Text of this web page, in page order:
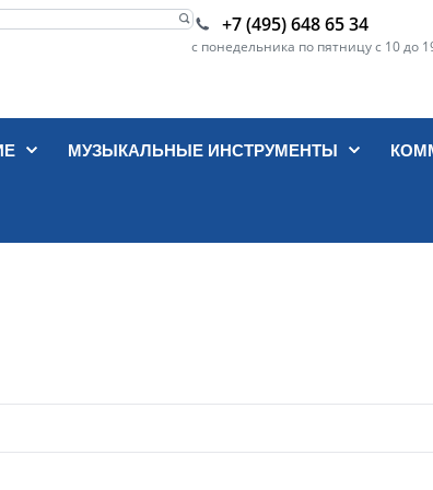
+7 (495) 648 65 34
с понедельника по пятницу с 10 до
МУЗЫКАЛЬНЫЕ ИНСТРУМЕНТЫ